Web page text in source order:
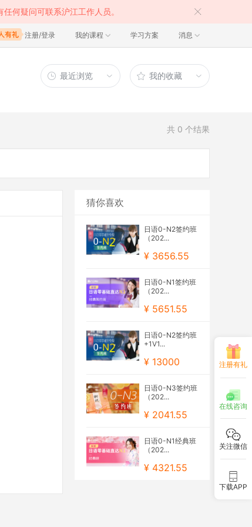
何疑问可联系沪江工作人员。
注册/登录 我的课程 学习方案 消息
最近浏览 我的收藏
共 0 个结果
猜你喜欢
日语0-N2签约班
（202...
¥ 3656.55
日语0-N1签约班
（202...
¥ 5651.55
日语0-N2签约班
+1V1...
¥ 13000
日语0-N3签约班
（202...
¥ 2041.55
日语0-N1经典班
（202...
¥ 4321.55
注册有礼
在线咨询
关注微信
下载APP